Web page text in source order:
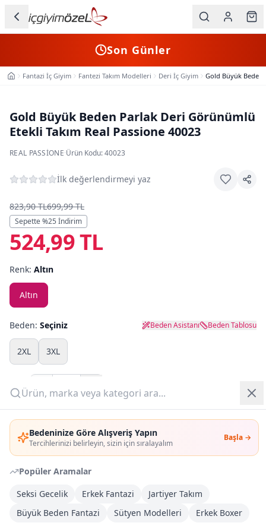
Bedeninize Göre Alışveriş Yapın
Tercihlerinizi belirleyin, sizin için sıralayalım
Başla →
Popüler Aramalar
Seksi Gecelik
Erkek Fantazi
Jartiyer Takım
Büyük Beden Fantazi
Sütyen Modelleri Erkek Boxer
Erkek
Çocuk
Beden
Markalar
Plaj & Mayo
Yazlık Pijama
Yeni Gelenler
Giriş Yap
Üye Ol
Son Günler
Ana SayfaFantazi İç Giyim Fantezi Takım Modelleri Deri İç Giyim Gold Büyük Beden
Gold Büyük Beden Parlak Deri Görünümlü
Etekli Takım Real Passione 40023
REAL PASSIONE·Ürün Kodu:40023
İlk değerlendirmeyi yaz
823,90 TL699,99 TL
Sepette %25 İndirim
524,99 TL
Renk: Altın
Altın
Beden: Seçiniz Beden Asistanı Beden Tablosu
2XL 3XL
Adet:
Sepete Ekle
Şimdi Al
DHL Kargoya Teslim